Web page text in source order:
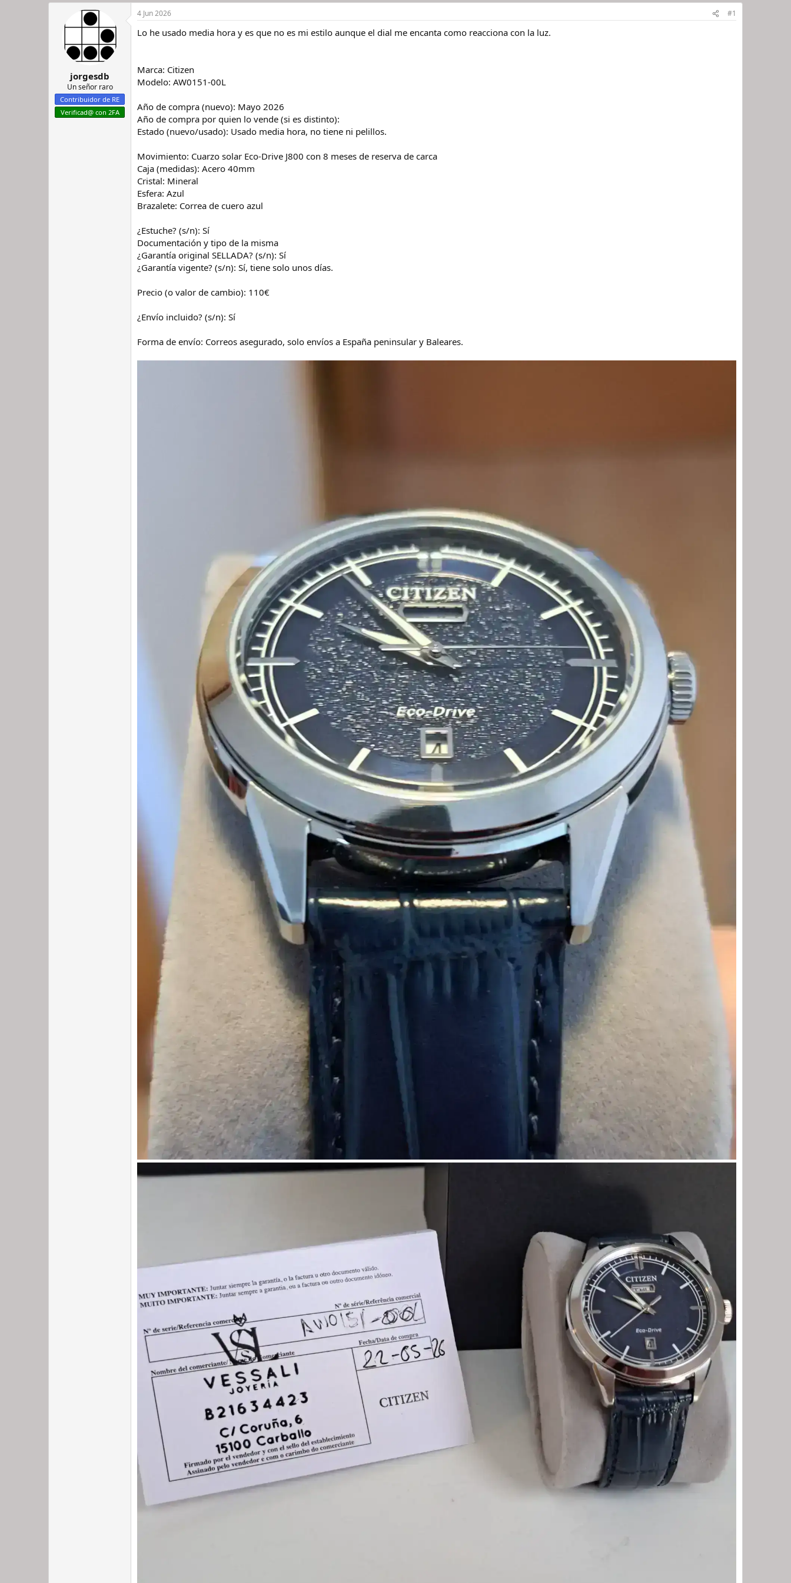
e
l
h
a
d
i
n
i
c
i
o
jorgesdb
Un señor raro
Contribuidor de RE
Verificad@ con 2FA
4 Jun 2026 #1
Lo he usado media hora y es que no es mi estilo aunque el dial me encanta como reacciona con la luz.
Marca: Citizen
Modelo: AW0151-00L
Año de compra (nuevo): Mayo 2026
Año de compra por quien lo vende (si es distinto):
Estado (nuevo/usado): Usado media hora, no tiene ni pelillos.
Movimiento: Cuarzo solar Eco-Drive J800 con 8 meses de reserva de carca
Caja (medidas): Acero 40mm
Cristal: Mineral
Esfera: Azul
Brazalete: Correa de cuero azul
¿Estuche? (s/n): Sí
Documentación y tipo de la misma
¿Garantía original SELLADA? (s/n): Sí
¿Garantía vigente? (s/n): Sí, tiene solo unos días.
Precio (o valor de cambio): 110€
¿Envío incluido? (s/n): Sí
Forma de envío: Correos asegurado, solo envíos a España peninsular y Baleares.